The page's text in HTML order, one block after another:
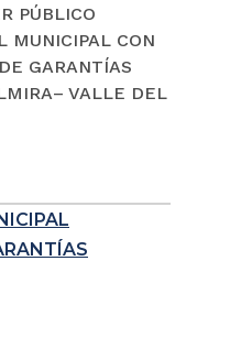
PÚBLICO
MUNICIPAL CON
GARANTÍAS
VALLE DEL